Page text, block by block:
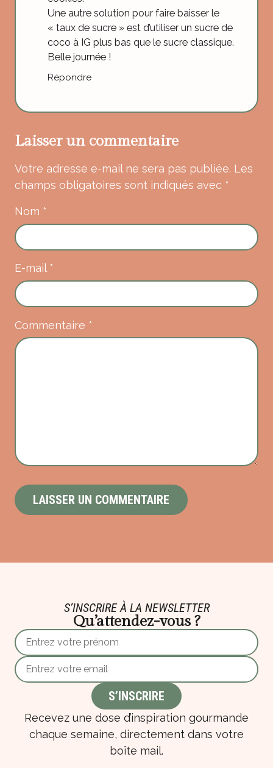
Une autre solution pour faire baisser le
« taux de sucre » est d’utiliser un sucre de
coco à IG plus bas que le sucre classique.
Belle journée !
Répondre
Laisser un commentaire
Votre adresse e-mail ne sera pas publiée. Les
champs obligatoires sont indiqués avec *
Commentaire *
Nom *
E-mail *
S’INSCRIRE À LA NEWSLETTER
Qu’attendez-vous ?
Recevez une dose d’inspiration gourmande
chaque semaine, directement dans votre
boîte mail.